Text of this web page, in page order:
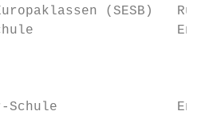
(SESB)
Schule